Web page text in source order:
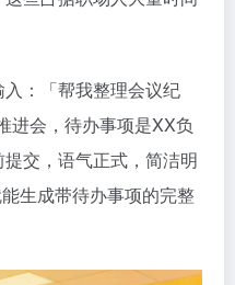
：「帮我整理会议纪
进会，待办事项是XX负
交，语气正式，简洁明
生成带待办事项的完整